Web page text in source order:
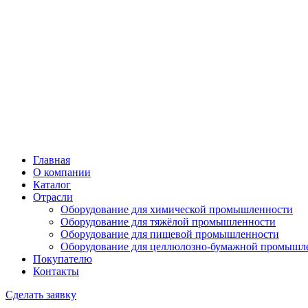
Главная
О компании
Каталог
Отрасли
Оборудование для химической промышленности
Оборудование для тяжёлой промышленности
Оборудование для пищевой промышленности
Оборудование для целлюлозно-бумажной
Покупателю
Контакты
Сделать заявку